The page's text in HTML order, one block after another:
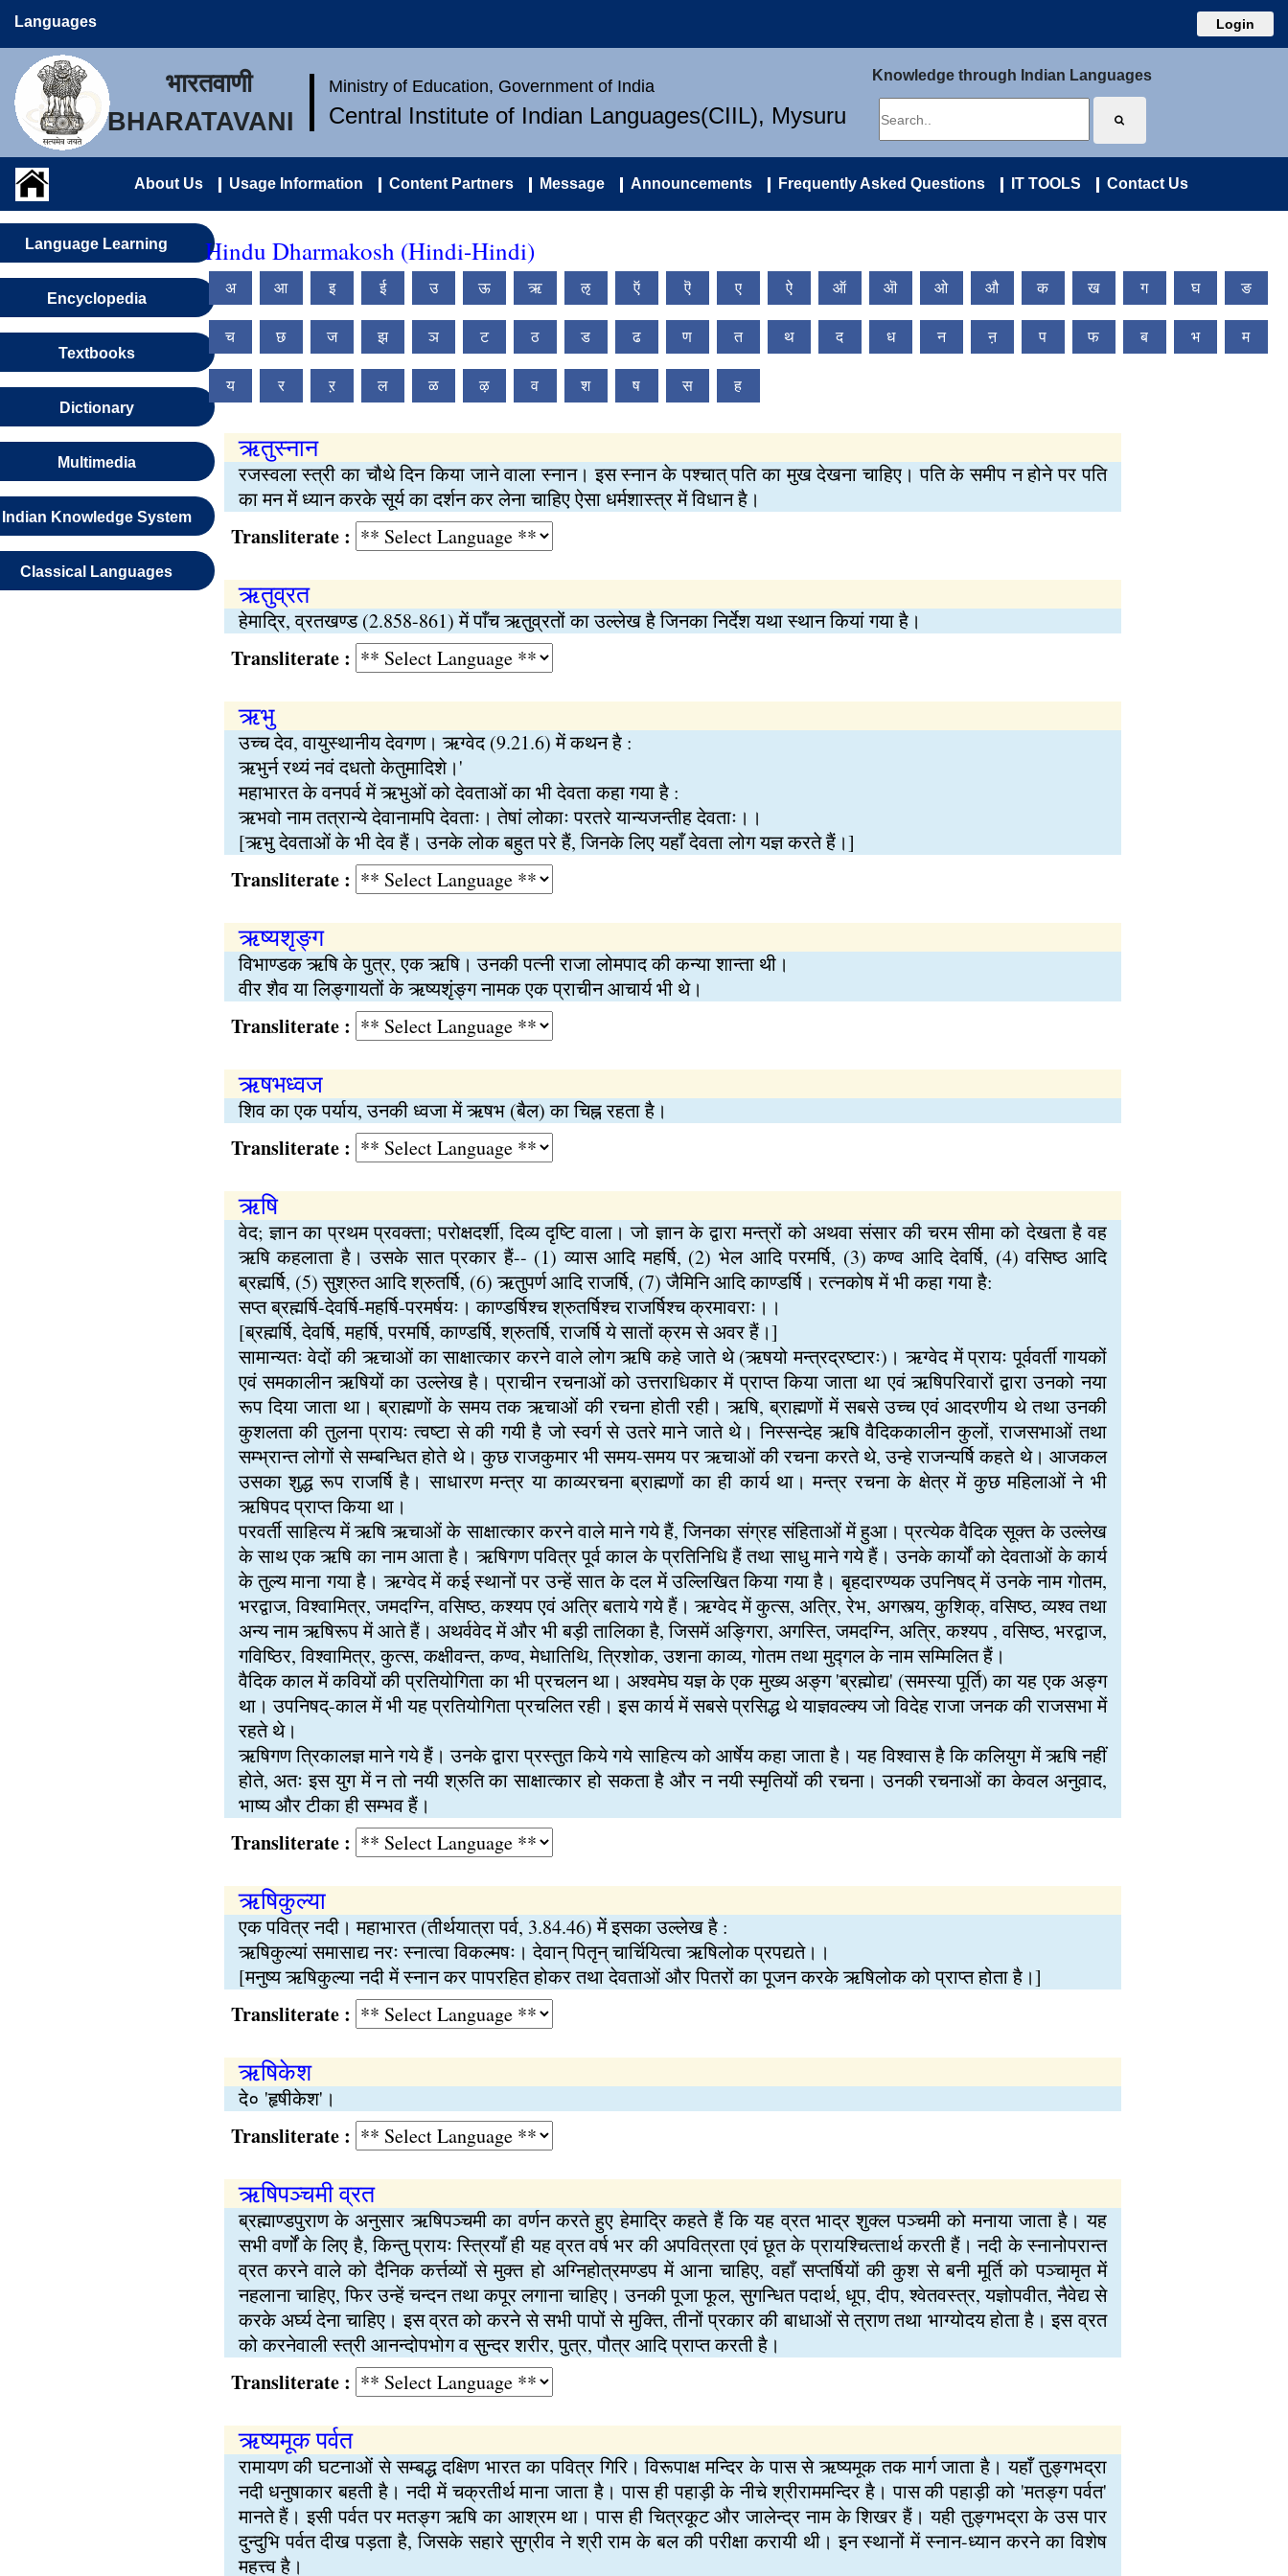
Languages Login
भारतवाणी
BHARATAVANI
Ministry of Education, Government of India
Central Institute of Indian Languages(CIIL), Mysuru
Knowledge through Indian Languages
About Us Usage Information Content Partners Message Announcements Frequently Asked Questions IT TOOLS Contact Us
Language Learning
Encyclopedia
Textbooks
Dictionary
Multimedia
Indian Knowledge System
Classical Languages
Hindu Dharmakosh (Hindi-Hindi)
अ आ इ ई उ ऊ ऋ ऌ ऍ ऎ ए ऐ ऑ ऒ ओ औ क ख ग घ ङ
च छ ज झ ञ ट ठ ड ढ ण त थ द ध न ऩ प फ ब भ म
य र ऱ ल ळ ऴ व श ष स ह
ऋतुस्नान
रजस्वला स्त्री का चौथे दिन किया जाने वाला स्नान। इस स्नान के पश्चात् पति का मुख देखना चाहिए। पति के समीप न होने पर पति
का मन में ध्यान करके सूर्य का दर्शन कर लेना चाहिए ऐसा धर्मशास्त्र में विधान है।
Transliterate :
ऋतुव्रत
हेमाद्रि, व्रतखण्ड (2.858-861) में पाँच ऋतुव्रतों का उल्लेख है जिनका निर्देश यथा स्थान कियां गया है।
Transliterate :
ऋभु
उच्च देव, वायुस्थानीय देवगण। ऋग्वेद (9.21.6) में कथन है :
ऋभुर्न रथ्यं नवं दधतो केतुमादिशे।'
महाभारत के वनपर्व में ऋभुओं को देवताओं का भी देवता कहा गया है :
ऋभवो नाम तत्रान्ये देवानामपि देवताः। तेषां लोकाः परतरे यान्यजन्तीह देवताः।।
[ऋभु देवताओं के भी देव हैं। उनके लोक बहुत परे हैं, जिनके लिए यहाँ देवता लोग यज्ञ करते हैं।]
Transliterate :
ऋष्यशृङ्ग
विभाण्डक ऋषि के पुत्र, एक ऋषि। उनकी पत्नी राजा लोमपाद की कन्या शान्ता थी।
वीर शैव या लिङ्गायतों के ऋष्यशृंङ्ग नामक एक प्राचीन आचार्य भी थे।
Transliterate :
ऋषभध्वज
शिव का एक पर्याय, उनकी ध्वजा में ऋषभ (बैल) का चिह्न रहता है।
Transliterate :
ऋषि
वेद; ज्ञान का प्रथम प्रवक्ता; परोक्षदर्शी, दिव्य दृष्टि वाला। जो ज्ञान के द्वारा मन्त्रों को अथवा संसार की चरम सीमा को देखता है वह
ऋषि कहलाता है। उसके सात प्रकार हैं-- (1) व्यास आदि महर्षि, (2) भेल आदि परमर्षि, (3) कण्व आदि देवर्षि, (4) वसिष्ठ आदि
ब्रह्मर्षि, (5) सुश्रुत आदि श्रुतर्षि, (6) ऋतुपर्ण आदि राजर्षि, (7) जैमिनि आदि काण्डर्षि। रत्नकोष में भी कहा गया है:
सप्त ब्रह्मर्षि-देवर्षि-महर्षि-परमर्षयः। काण्डर्षिश्च श्रुतर्षिश्च राजर्षिश्च क्रमावराः।।
[ब्रह्मर्षि, देवर्षि, महर्षि, परमर्षि, काण्डर्षि, श्रुतर्षि, राजर्षि ये सातों क्रम से अवर हैं।]
सामान्यतः वेदों की ऋचाओं का साक्षात्कार करने वाले लोग ऋषि कहे जाते थे (ऋषयो मन्त्रद्रष्टारः)। ऋग्वेद में प्रायः पूर्ववर्ती गायकों
एवं समकालीन ऋषियों का उल्लेख है। प्राचीन रचनाओं को उत्तराधिकार में प्राप्त किया जाता था एवं ऋषिपरिवारों द्वारा उनको नया
रूप दिया जाता था। ब्राह्मणों के समय तक ऋचाओं की रचना होती रही। ऋषि, ब्राह्मणों में सबसे उच्च एवं आदरणीय थे तथा उनकी
कुशलता की तुलना प्रायः त्वष्टा से की गयी है जो स्वर्ग से उतरे माने जाते थे। निस्सन्देह ऋषि वैदिककालीन कुलों, राजसभाओं तथा
सम्भ्रान्त लोगों से सम्बन्धित होते थे। कुछ राजकुमार भी समय-समय पर ऋचाओं की रचना करते थे, उन्हे राजन्यर्षि कहते थे। आजकल
उसका शुद्ध रूप राजर्षि है। साधारण मन्त्र या काव्यरचना ब्राह्मणों का ही कार्य था। मन्त्र रचना के क्षेत्र में कुछ महिलाओं ने भी
ऋषिपद प्राप्त किया था।
परवर्ती साहित्य में ऋषि ऋचाओं के साक्षात्कार करने वाले माने गये हैं, जिनका संग्रह संहिताओं में हुआ। प्रत्येक वैदिक सूक्त के उल्लेख
के साथ एक ऋषि का नाम आता है। ऋषिगण पवित्र पूर्व काल के प्रतिनिधि हैं तथा साधु माने गये हैं। उनके कार्यों को देवताओं के कार्य
के तुल्य माना गया है। ऋग्वेद में कई स्थानों पर उन्हें सात के दल में उल्लिखित किया गया है। बृहदारण्यक उपनिषद् में उनके नाम गोतम,
भरद्वाज, विश्वामित्र, जमदग्नि, वसिष्ठ, कश्यप एवं अत्रि बताये गये हैं। ऋग्वेद में कुत्स, अत्रि, रेभ, अगस्त्य, कुशिक्, वसिष्ठ, व्यश्व तथा
अन्य नाम ऋषिरूप में आते हैं। अथर्ववेद में और भी बड़ी तालिका है, जिसमें अङ्गिरा, अगस्ति, जमदग्नि, अत्रि, कश्यप , वसिष्ठ, भरद्वाज,
गविष्ठिर, विश्वामित्र, कुत्स, कक्षीवन्त, कण्व, मेधातिथि, त्रिशोक, उशना काव्य, गोतम तथा मुद्गल के नाम सम्मिलित हैं।
वैदिक काल में कवियों की प्रतियोगिता का भी प्रचलन था। अश्वमेघ यज्ञ के एक मुख्य अङ्ग 'ब्रह्मोद्य' (समस्या पूर्ति) का यह एक अङ्ग
था। उपनिषद्-काल में भी यह प्रतियोगिता प्रचलित रही। इस कार्य में सबसे प्रसिद्ध थे याज्ञवल्क्य जो विदेह राजा जनक की राजसभा में
रहते थे।
ऋषिगण त्रिकालज्ञ माने गये हैं। उनके द्वारा प्रस्तुत किये गये साहित्य को आर्षेय कहा जाता है। यह विश्वास है कि कलियुग में ऋषि नहीं
होते, अतः इस युग में न तो नयी श्रुति का साक्षात्कार हो सकता है और न नयी स्मृतियों की रचना। उनकी रचनाओं का केवल अनुवाद,
भाष्य और टीका ही सम्भव हैं।
Transliterate :
ऋषिकुल्या
एक पवित्र नदी। महाभारत (तीर्थयात्रा पर्व, 3.84.46) में इसका उल्लेख है :
ऋषिकुल्यां समासाद्य नरः स्नात्वा विकल्मषः। देवान् पितृन् चार्चियित्वा ऋषिलोक प्रपद्यते।।
[मनुष्य ऋषिकुल्या नदी में स्नान कर पापरहित होकर तथा देवताओं और पितरों का पूजन करके ऋषिलोक को प्राप्त होता है।]
Transliterate :
ऋषिकेश
दे० 'हृषीकेश'।
Transliterate :
ऋषिपञ्चमी व्रत
ब्रह्माण्डपुराण के अनुसार ऋषिपञ्चमी का वर्णन करते हुए हेमाद्रि कहते हैं कि यह व्रत भाद्र शुक्ल पञ्चमी को मनाया जाता है। यह
सभी वर्णों के लिए है, किन्तु प्रायः स्त्रियाँ ही यह व्रत वर्ष भर की अपवित्रता एवं छूत के प्रायश्चित्‍तार्थ करती हैं। नदी के स्नानोपरान्त
व्रत करने वाले को दैनिक कर्त्तव्यों से मुक्त हो अग्निहोत्रमण्डप में आना चाहिए, वहाँ सप्तर्षियों की कुश से बनी मूर्ति को पञ्चामृत में
नहलाना चाहिए, फिर उन्हें चन्दन तथा कपूर लगाना चाहिए। उनकी पूजा फूल, सुगन्धित पदार्थ, धूप, दीप, श्वेतवस्त्र, यज्ञोपवीत, नैवेद्य से
करके अर्घ्‍य देना चाहिए। इस व्रत को करने से सभी पापों से मुक्ति, तीनों प्रकार की बाधाओं से त्राण तथा भाग्योदय होता है। इस व्रत
को करनेवाली स्त्री आनन्दोपभोग व सुन्दर शरीर, पुत्र, पौत्र आदि प्राप्त करती है।
Transliterate :
ऋष्यमूक पर्वत
रामायण की घटनाओं से सम्बद्ध दक्षिण भारत का पवित्र गिरि। विरूपाक्ष मन्दिर के पास से ऋष्यमूक तक मार्ग जाता है। यहाँ तुङ्गभद्रा
नदी धनुषाकार बहती है। नदी में चक्रतीर्थ माना जाता है। पास ही पहाड़ी के नीचे श्रीराममन्दिर है। पास की पहाड़ी को 'मतङ्ग पर्वत'
मानते हैं। इसी पर्वत पर मतङ्ग ऋषि का आश्रम था। पास ही चित्रकूट और जालेन्द्र नाम के शिखर हैं। यही तुङ्गभद्रा के उस पार
दुन्दुभि पर्वत दीख पड़ता है, जिसके सहारे सुग्रीव ने श्री राम के बल की परीक्षा करायी थी। इन स्थानों में स्नान-ध्यान करने का विशेष
महत्त्व है।